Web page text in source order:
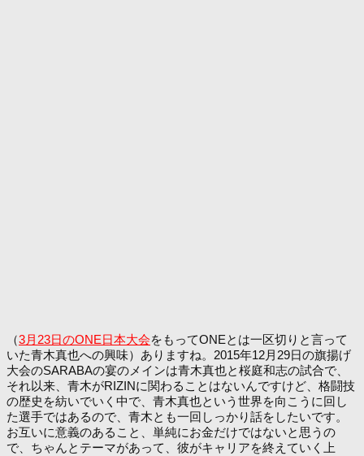
（3月23日のONE日本大会をもってONEとは一区切りと言って
いた青木真也への興味）ありますね。2015年12月29日の旗揚げ
大会のSARABAの宴のメインは青木真也と桜庭和志の試合で、
それ以来、青木がRIZINに関わることはないんですけど、格闘技
の歴史を紡いでいく中で、青木真也という世界を向こうに回し
た選手ではあるので、青木とも一回しっかり話をしたいです。
お互いに意義のあること、単純にお金だけではないと思うの
で、ちゃんとテーマがあって、彼がキャリアを終えていく上